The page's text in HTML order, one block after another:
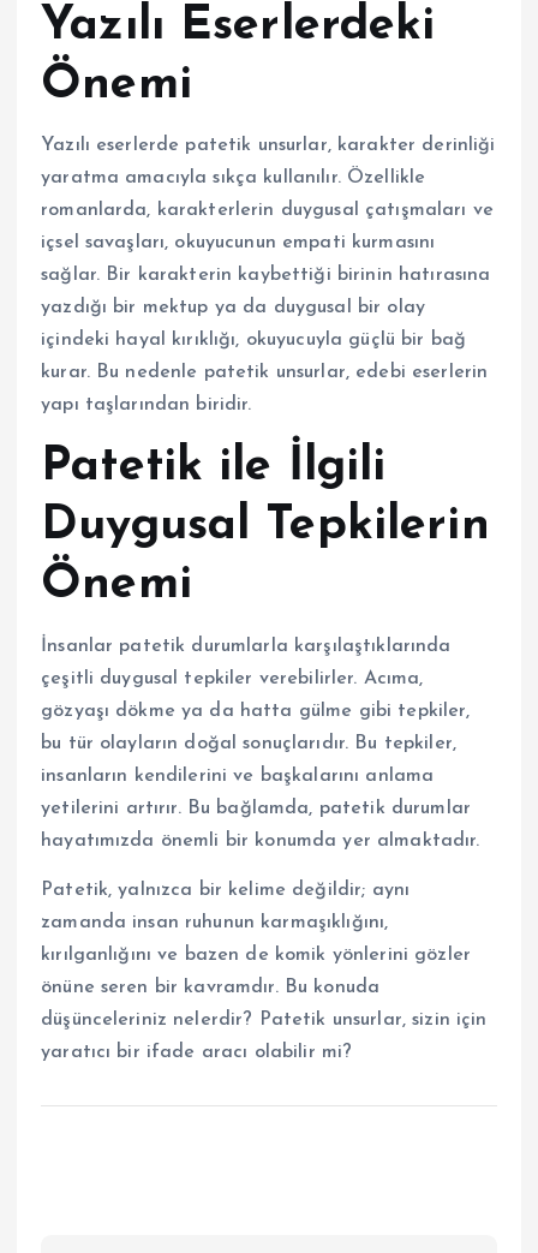
Yazılı Eserlerdeki
Önemi
Yazılı eserlerde patetik unsurlar, karakter derinliği
yaratma amacıyla sıkça kullanılır. Özellikle
romanlarda, karakterlerin duygusal çatışmaları ve
içsel savaşları, okuyucunun empati kurmasını
sağlar. Bir karakterin kaybettiği birinin hatırasına
yazdığı bir mektup ya da duygusal bir olay
içindeki hayal kırıklığı, okuyucuyla güçlü bir bağ
kurar. Bu nedenle patetik unsurlar, edebi eserlerin
yapı taşlarından biridir.
Patetik ile İlgili
Duygusal Tepkilerin
Önemi
İnsanlar patetik durumlarla karşılaştıklarında
çeşitli duygusal tepkiler verebilirler. Acıma,
gözyaşı dökme ya da hatta gülme gibi tepkiler,
bu tür olayların doğal sonuçlarıdır. Bu tepkiler,
insanların kendilerini ve başkalarını anlama
yetilerini artırır. Bu bağlamda, patetik durumlar
hayatımızda önemli bir konumda yer almaktadır.
Patetik, yalnızca bir kelime değildir; aynı
zamanda insan ruhunun karmaşıklığını,
kırılganlığını ve bazen de komik yönlerini gözler
önüne seren bir kavramdır. Bu konuda
düşünceleriniz nelerdir? Patetik unsurlar, sizin için
yaratıcı bir ifade aracı olabilir mi?